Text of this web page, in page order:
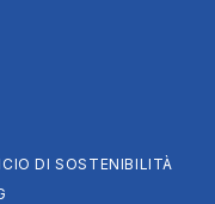
DI SOSTENIBILITÀ